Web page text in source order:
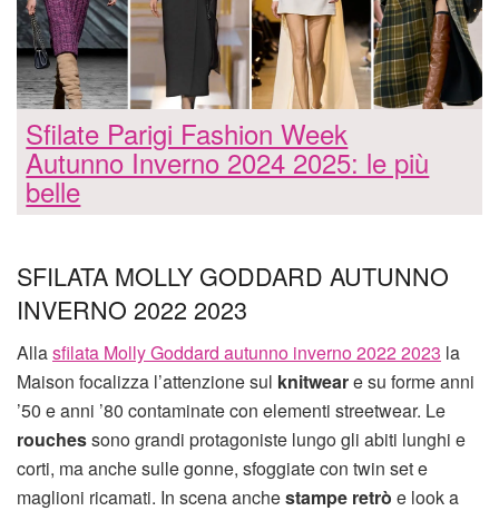
Sfilate Parigi Fashion Week
Autunno Inverno 2024 2025: le più
belle
SFILATA MOLLY GODDARD AUTUNNO
INVERNO 2022 2023
Allasfilata Molly Goddard autunno inverno 2022 2023 la
Maison focalizza l’attenzione sul knitweare su forme anni
’50 e anni ’80 contaminate con elementi streetwear. Le
rouchessono grandi protagoniste lungo gli abiti lunghi e
corti, ma anche sulle gonne, sfoggiate con twin set e
maglioni ricamati. In scena anchestampe retrò e look a